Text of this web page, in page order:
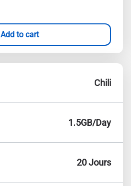
Add to cart
Chili
1.5GB/Day
20 Jours